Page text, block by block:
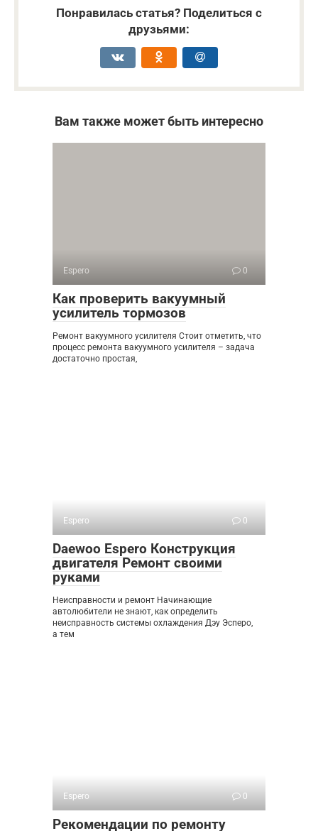
Понравилась статья? Поделиться с
друзьями:
Вам также может быть интересно
Espero 0
Как проверить вакуумный
усилитель тормозов
Ремонт вакуумного усилителя Стоит отметить, что
процесс ремонта вакуумного усилителя – задача
достаточно простая,
Espero 0
Daewoo Espero Конструкция
двигателя Ремонт своими
руками
Неисправности и ремонт Начинающие
автолюбители не знают, как определить
неисправность системы охлаждения Дэу Эсперо,
а тем
Espero 0
Рекомендации по ремонту